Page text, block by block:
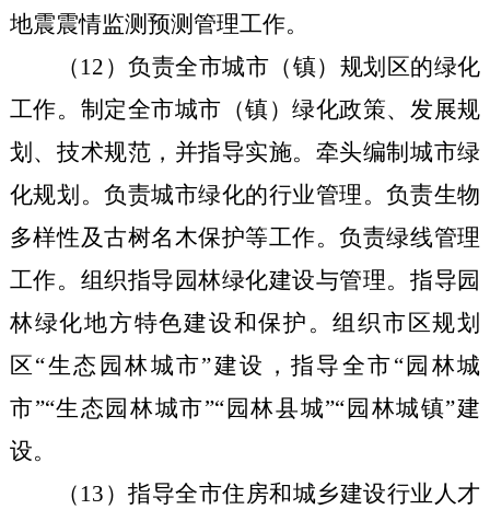
地震震情监测预测管理工作。
（ 12 ）负责全市城市（镇）规划区的绿化
工作。制定全市城市（镇）绿化政策、发展规
划、技术规范，并指导实施。牵头编制城市绿
化规划。负责城市绿化的行业管理。负责生物
多样性及古树名木保护等工作。负责绿线管理
工作。组织指导园林绿化建设与管理。指导园
林绿化地方特色建设和保护。组织市区规划
区“生态园林城市”建设，指导全市“园林城
市”“生态园林城市”“园林县城”“园林城镇”建
设。
（ 13 ）指导全市住房和城乡建设行业人才